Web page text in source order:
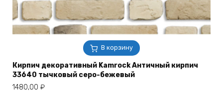
В корзину
Кирпич декоративный Kamrock Античный кирпич
33640 тычковый серо-бежевый
1480,00 ₽